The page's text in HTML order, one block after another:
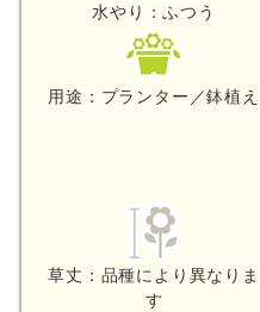
水やり：ふつう
用途：プランター／鉢植え
草丈：品種により異なりま
す